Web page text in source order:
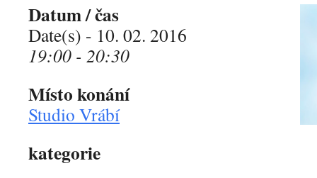
Datum / čas
Date(s) - 10. 02. 2016
19:00 - 20:30
Místo konání
Studio Vrábí
kategorie